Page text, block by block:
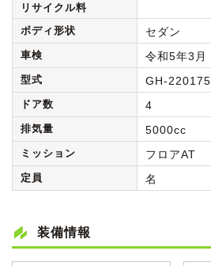
リサイクル料
ボディ形状
セダン
車検 令和5年3月
型式 GH-220175
ドア数 4
排気量 5000cc
ミッション フロアAT
定員 名
装備情報